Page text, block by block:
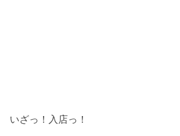
いざっ！入店っ！